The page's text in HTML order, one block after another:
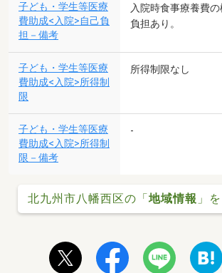
子ども・学生等医療
費助成<入院>自己負
担－備考
入院時食事療養費
負担あり。
子ども・学生等医療
費助成<入院>所得制
限
所得制限なし
子ども・学生等医療
費助成<入院>所得制
限－備考
-
北九州市八幡西区の「地域情報 」